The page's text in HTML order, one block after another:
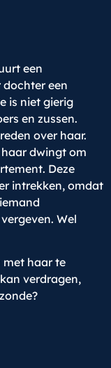
een
een
is niet gierig
en zussen.
over haar.
dwingt om
Deze
intrekken, omdat
Wel
met haar te
verdragen,